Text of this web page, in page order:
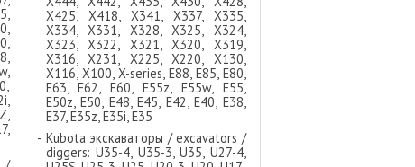
X425, X418, X341, X337, X335,
X334, X331, X328, X325, X324,
X323, X322, X321, X320, X319,
X316, X231, X225, X220, X130,
X116, X100, X-series, E88, E85, E80,
E63, E62, E60, E55z, E55w, E55,
E50z, E50, E48, E45, E42, E40, E38,
E37, E35z, E35i, E35
Kubota экскаваторы / excavators /
diggers: U35-4, U35-3, U35, U27-4,